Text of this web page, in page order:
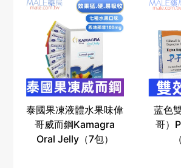
泰國果凍液體水果味偉
哥威而鋼Kamagra
Oral Jelly（7包）
蓝色
哥）